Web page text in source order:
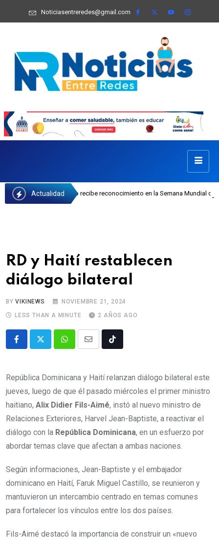
Noticiasentreredes@gmail.com
Actualidad
Castillo recibe reconocimiento en la Semana Mundial de la Lactancia
RD y Haití restablecen
diálogo bilateral
BYVIKINEWS
NOVIEMBRE 21, 2024
LESS THAN A MINUTE
2 AÑOS AGO
República Dominicana y Haití relanzan diálogo bilateral este
jueves, luego de que él pasado miércoles el primer ministro
haitiano, Alix Didier Fils-Aimé, instó al nuevo ministro de
Relaciones Exteriores, Harvel Jean-Baptiste, a reactivar el
diálogo con la República Dominicana, en un esfuerzo por
abordar temas clave que afectan a ambas naciones.
Según informaciones, Jean-Baptiste y el embajador
dominicano en Haití, Faruk Miguel Castillo, se reunieron y
mantuvieron un intercambio centrado en temas comunes
para fortalecer los vínculos entre los dos países.
Fils-Aimé destacó la importancia de construir un «nuevo